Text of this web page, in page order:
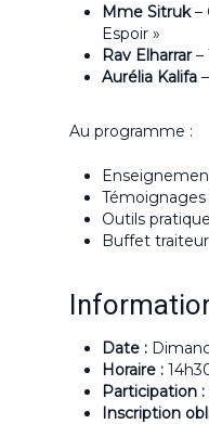
Mme Sitruk–
Espoir »
Rav Elharrar–
Aurélia Kalifa
Au programme :
Témoignages
Outils
Buffet traiteur
Date :
Horaire :
Participation :
Inscription